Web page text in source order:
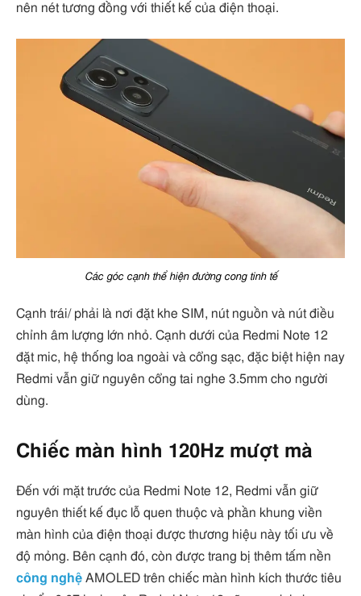
nên nét tương đồng với thiết kế của điện thoại.
Các góc cạnh thể hiện đường cong tinh tế
Cạnh trái/ phải là nơi đặt khe SIM, nút nguồn và nút điều
chỉnh âm lượng lớn nhỏ. Cạnh dưới của Redmi Note 12
đặt mic, hệ thống loa ngoài và cổng sạc, đặc biệt hiện nay
Redmi vẫn giữ nguyên cổng tai nghe 3.5mm cho người
dùng.
Chiếc màn hình 120Hz mượt mà
Đến với mặt trước của Redmi Note 12, Redmi vẫn giữ
nguyên thiết kế đục lỗ quen thuộc và phần khung viền
màn hình của điện thoại được thương hiệu này tối ưu về
độ mỏng. Bên cạnh đó, còn được trang bị thêm tấm nền
công nghệ AMOLED trên chiếc màn hình kích thước tiêu